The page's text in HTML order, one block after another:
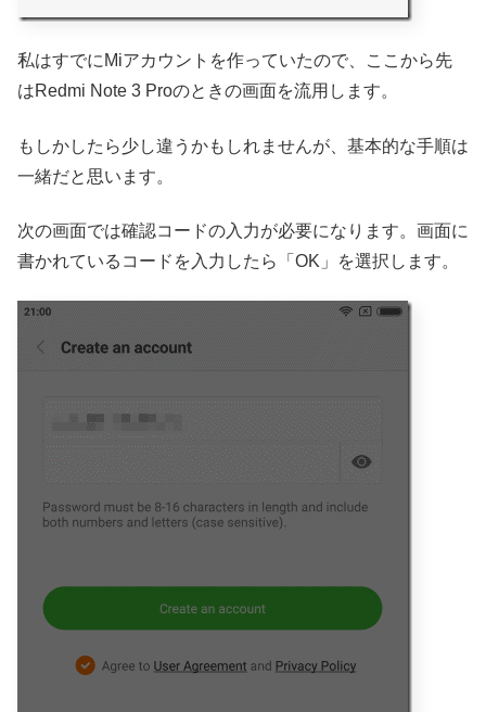
私はすでにMiアカウントを作っていたので、ここから先
はRedmi Note 3 Proのときの画面を流用します。
もしかしたら少し違うかもしれませんが、基本的な手順は
一緒だと思います。
次の画面では確認コードの入力が必要になります。画面に
書かれているコードを入力したら「OK」を選択します。